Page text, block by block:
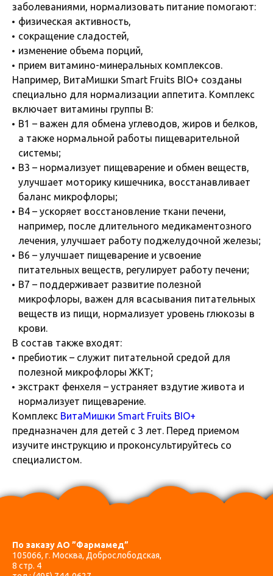
заболеваниями, нормализовать питание помогают:
физическая активность,
сокращение сладостей,
изменение объема порций,
прием витамино-минеральных комплексов.
Например, ВитаМишки Smart Fruits BIO+ созданы
специально для нормализации аппетита. Комплекс
включает витамины группы B:
B1 – важен для обмена углеводов, жиров и белков,
а также нормальной работы пищеварительной
системы;
B3 – нормализует пищеварение и обмен веществ,
улучшает моторику кишечника, восстанавливает
баланс микрофлоры;
B4 – ускоряет восстановление ткани печени,
например, после длительного медикаментозного
лечения, улучшает работу поджелудочной железы;
B6 – улучшает пищеварение и усвоение
питательных веществ, регулирует работу печени;
B7 – поддерживает развитие полезной
микрофлоры, важен для всасывания питательных
веществ из пищи, нормализует уровень глюкозы в
крови.
В состав также входят:
пребиотик – служит питательной средой для
полезной микрофлоры ЖКТ;
экстракт фенхеля – устраняет вздутие живота и
нормализует пищеварение.
Комплекс ВитаМишки Smart Fruits BIO+
предназначен для детей с 3 лет. Перед приемом
изучите инструкцию и проконсультируйтесь со
специалистом.
По заказу АО ”Фармамед”
105066, г. Москва, Доброслободская,
8 стр. 4